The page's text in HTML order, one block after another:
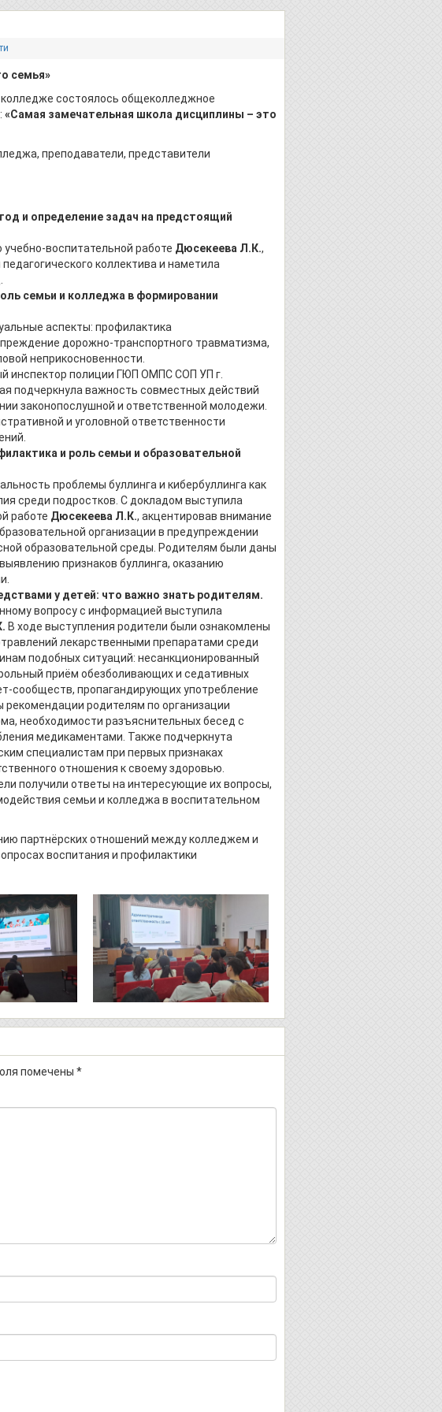
семья»
состоялось общеколледжное
«Самая замечательная школа дисциплины – это
преподаватели, представители
и определение задач на предстоящий
воспитательной работе Дюсекеева Л.К.,
коллектива и наметила
семьи и колледжа в формировании
аспекты: профилактика
дорожно-транспортного травматизма,
неприкосновенности.
инспектор полиции ГЮП ОМПС СОП УП г.
подчеркнула важность совместных действий
законопослушной и ответственной молодежи.
и уголовной ответственности
и роль семьи и образовательной
проблемы буллинга и кибербуллинга как
среди подростков. С докладом выступила
работе Дюсекеева Л.К., акцентировав внимание
организации в предупреждении
образовательной среды. Родителям были даны
признаков буллинга, оказанию
у детей: что важно знать родителям.
вопросу с информацией выступила
В ходе выступления родители были ознакомлены
лекарственными препаратами среди
подобных ситуаций: несанкционированный
приём обезболивающих и седативных
сообществ, пропагандирующих употребление
родителям по организации
необходимости разъяснительных бесед с
медикаментами. Также подчеркнута
специалистам при первых признаках
отношения к своему здоровью.
получили ответы на интересующие их вопросы,
семьи и колледжа в воспитательном
партнёрских отношений между колледжем и
воспитания и профилактики
помечены *